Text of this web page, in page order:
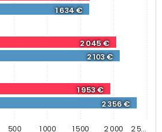
2 045 €
1 953 €
1 634 €
2 103 €
2 356 €
500 1 000 1 500 2 000 2 5…